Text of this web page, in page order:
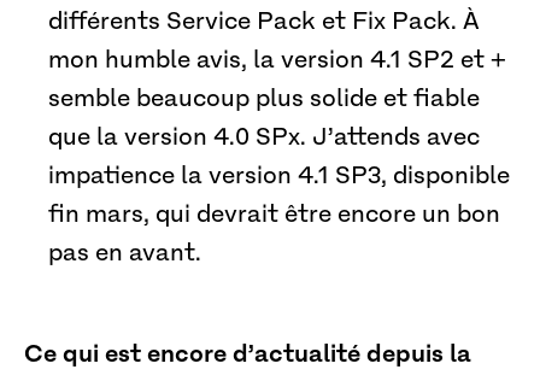
différents Service Pack et Fix Pack. À
mon humble avis, la version 4.1 SP2 et +
semble beaucoup plus solide et fiable
que la version 4.0 SPx. J’attends avec
impatience la version 4.1 SP3, disponible
fin mars, qui devrait être encore un bon
pas en avant.
Ce qui est encore d’actualité depuis la